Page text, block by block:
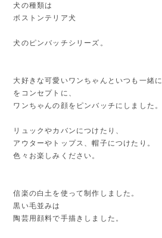
犬の種類は
ボストンテリア犬
犬のピンバッチシリーズ。
大好きな可愛いワンちゃんといつも一緒に
をコンセプトに、
ワンちゃんの顔をピンバッチにしました。
リュックやカバンにつけたり、
アウターやトップス、帽子につけたり。
色々お楽しみください。
信楽の白土を使って制作しました。
黒い毛並みは
陶芸用顔料で手描きしました。